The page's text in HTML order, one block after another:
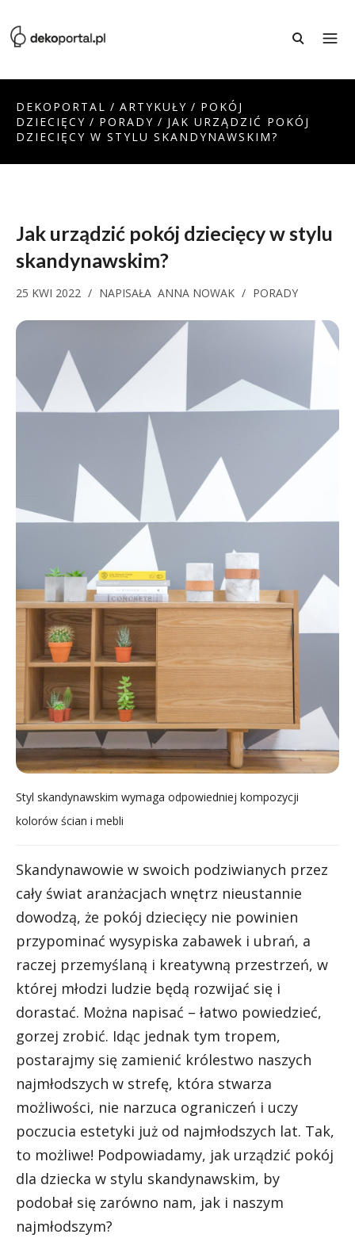
DEKOPORTAL / ARTYKUŁY / POKÓJ
DZIECIĘCY / PORADY / JAK URZĄDZIĆ POKÓJ
DZIECIĘCY W STYLU SKANDYNAWSKIM?
Jak urządzić pokój dziecięcy w stylu
skandynawskim?
25 KWI 2022 / NAPISAŁA ANNA NOWAK / PORADY
Styl skandynawskim wymaga odpowiedniej kompozycji
kolorów ścian i mebli
Skandynawowie w swoich podziwianych przez
cały świat aranżacjach wnętrz nieustannie
dowodzą, że pokój dziecięcy nie powinien
przypominać wysypiska zabawek i ubrań, a
raczej przemyślaną i kreatywną przestrzeń, w
której młodzi ludzie będą rozwijać się i
dorastać. Można napisać – łatwo powiedzieć,
gorzej zrobić. Idąc jednak tym tropem,
postarajmy się zamienić królestwo naszych
najmłodszych w strefę, która stwarza
możliwości, nie narzuca ograniczeń i uczy
poczucia estetyki już od najmłodszych lat. Tak,
to możliwe! Podpowiadamy, jak urządzić pokój
dla dziecka w stylu skandynawskim, by
podobał się zarówno nam, jak i naszym
najmłodszym?